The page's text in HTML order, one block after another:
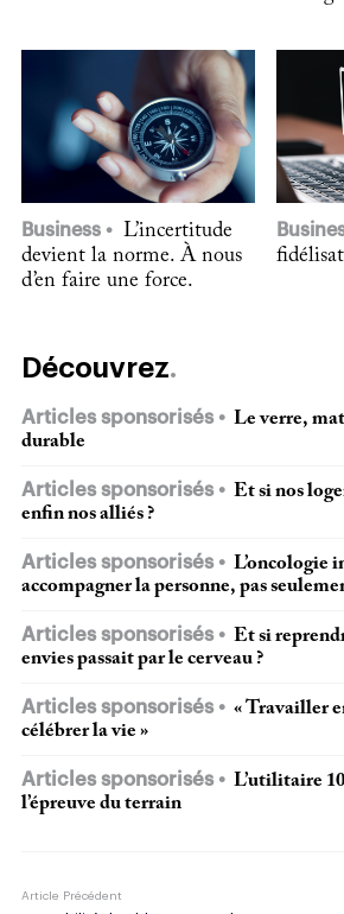
Business
L’incertitude
devient la norme. À nous
d’en faire une force.
Découvrez
Articles sponsorisés
Le verre,
durable
Articles sponsorisés
Et si nos
enfin nos alliés ?
Articles sponsorisés
L’oncologie
accompagner la personne, pas
Articles sponsorisés
Et si
envies passait par le cerveau ?
Articles sponsorisés
« Travailler
célébrer la vie »
Articles sponsorisés
L’utilitaire
l’épreuve du terrain
Article Précédent